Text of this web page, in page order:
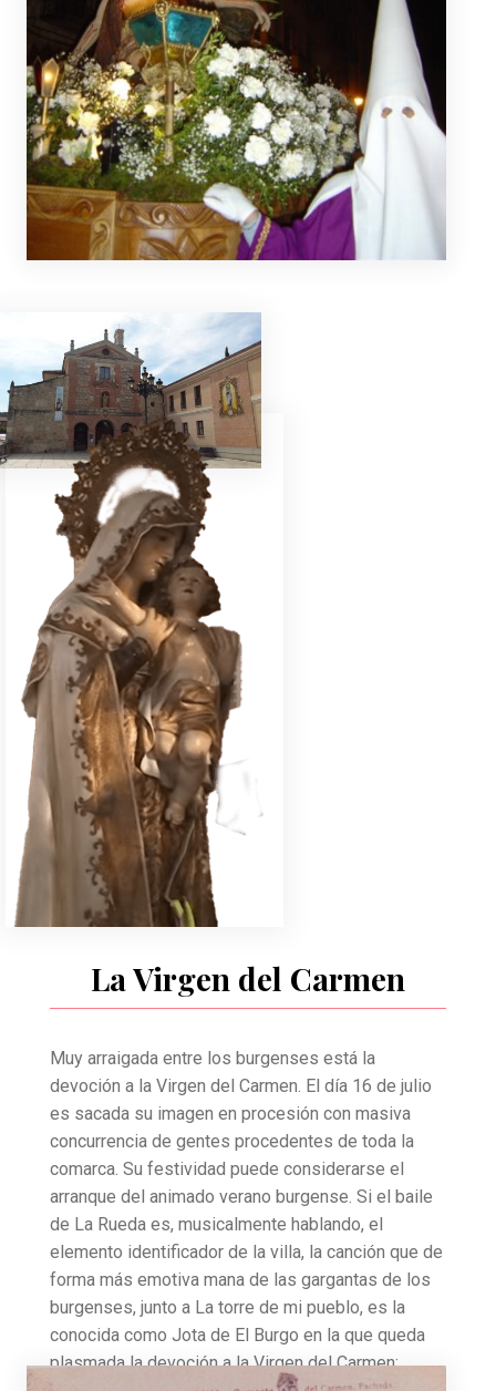
La Virgen del Carmen
Muy arraigada entre los burgenses está la
devoción a la Virgen del Carmen. El día 16 de julio
es sacada su imagen en procesión con masiva
concurrencia de gentes procedentes de toda la
comarca. Su festividad puede considerarse el
arranque del animado verano burgense. Si el baile
de La Rueda es, musicalmente hablando, el
elemento identificador de la villa, la canción que de
forma más emotiva mana de las gargantas de los
burgenses, junto a La torre de mi pueblo, es la
conocida como Jota de El Burgo en la que queda
plasmada la devoción a la Virgen del Carmen: